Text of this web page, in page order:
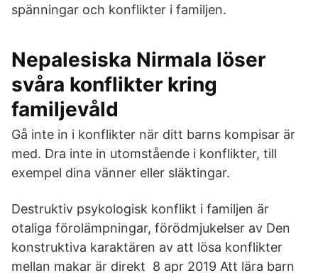
spänningar och konflikter i familjen.
Nepalesiska Nirmala löser
svåra konflikter kring
familjevåld
Gå inte in i konflikter när ditt barns kompisar är
med. Dra inte in utomstående i konflikter, till
exempel dina vänner eller släktingar.
Destruktiv psykologisk konflikt i familjen är
otaliga förolämpningar, förödmjukelser av Den
konstruktiva karaktären av att lösa konflikter
mellan makar är direkt 8 apr 2019 Att lära barn